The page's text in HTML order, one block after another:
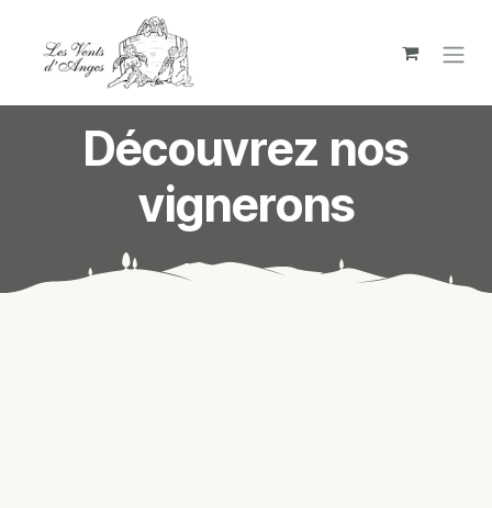
Overslaan naar inhoud
Découvrez nos
vignerons